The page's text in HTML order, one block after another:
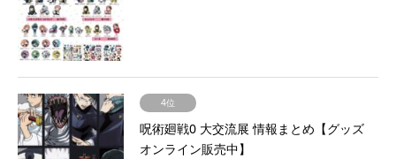
4位
呪術廻戦0 大交流展 情報まとめ【グッズ
オンライン販売中】